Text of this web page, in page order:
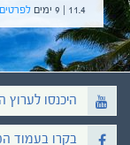
11.4 | 9 ימים
היכנסו לערוץ
בקרו בעמוד